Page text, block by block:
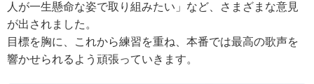
人が一生懸命な姿で取り組みたい」など、さまざまな意見
が出されました。
目標を胸に、これから練習を重ね、本番では最高の歌声を
響かせられるよう頑張っていきます。